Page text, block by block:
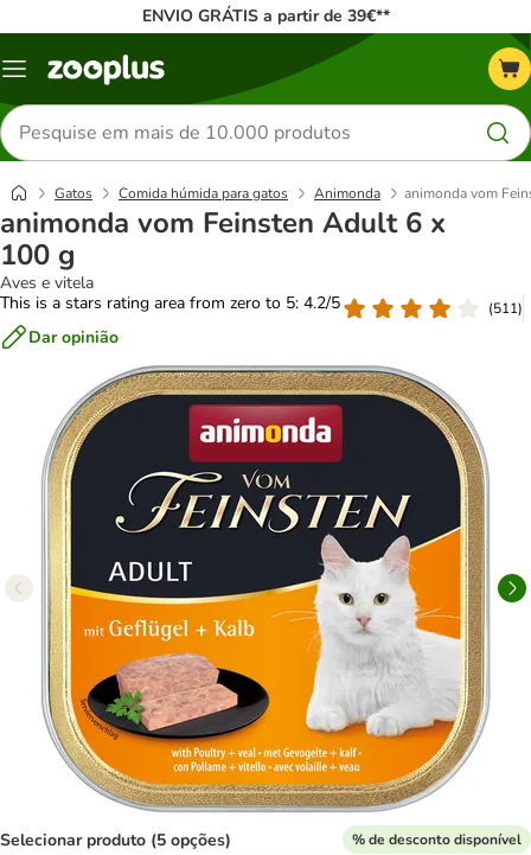
ENVIO GRÁTIS a partir de 39€**
Menu
Pesquisar
produtos
Gatos Comida húmida para gatos Animonda animonda vom
animonda vom Feinsten Adult 6 x
100 g
Aves e vitela
This is a stars rating area from zero to 5: 4.2/5
(511)
Dar opinião
Selecionar produto (5 opções) % de desconto disponível